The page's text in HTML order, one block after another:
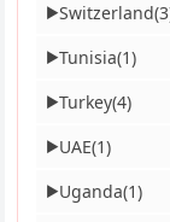
▶Switzerland
▶Tunisia(1)
▶Turkey(4)
▶UAE(1)
▶Uganda(1)